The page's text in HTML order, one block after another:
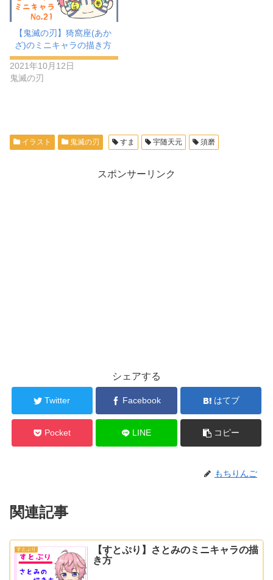
【鬼滅の刃】猗窩座(あか
ざ)のミニキャラの描き方
2021年10月12日
鬼滅の刃
イラスト 鬼滅の刃 すま 宇随天元 須磨
スポンサーリンク
シェアする
Twitter Facebook はてブ
Pocket LINE コピー
もちりんご
関連記事
すとぷり
【すとぷり】さとみのミニキャラの描
き方